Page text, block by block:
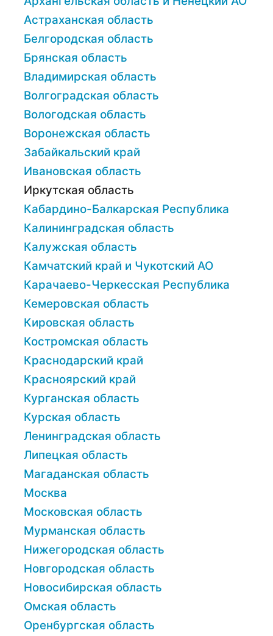
Астраханская область
Белгородская область
Брянская область
Владимирская область
Волгоградская область
Вологодская область
Воронежская область
Забайкальский край
Ивановская область
Иркутская область
Кабардино-Балкарская Республика
Калининградская область
Калужская область
Камчатский край и Чукотский АО
Карачаево-Черкесская Республика
Кемеровская область
Кировская область
Костромская область
Краснодарский край
Красноярский край
Курганская область
Курская область
Ленинградская область
Липецкая область
Магаданская область
Москва
Московская область
Мурманская область
Нижегородская область
Новгородская область
Новосибирская область
Омская область
Оренбургская область